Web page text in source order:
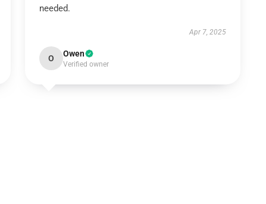
needed.
Apr 7, 2025
O Owen
Verified owner